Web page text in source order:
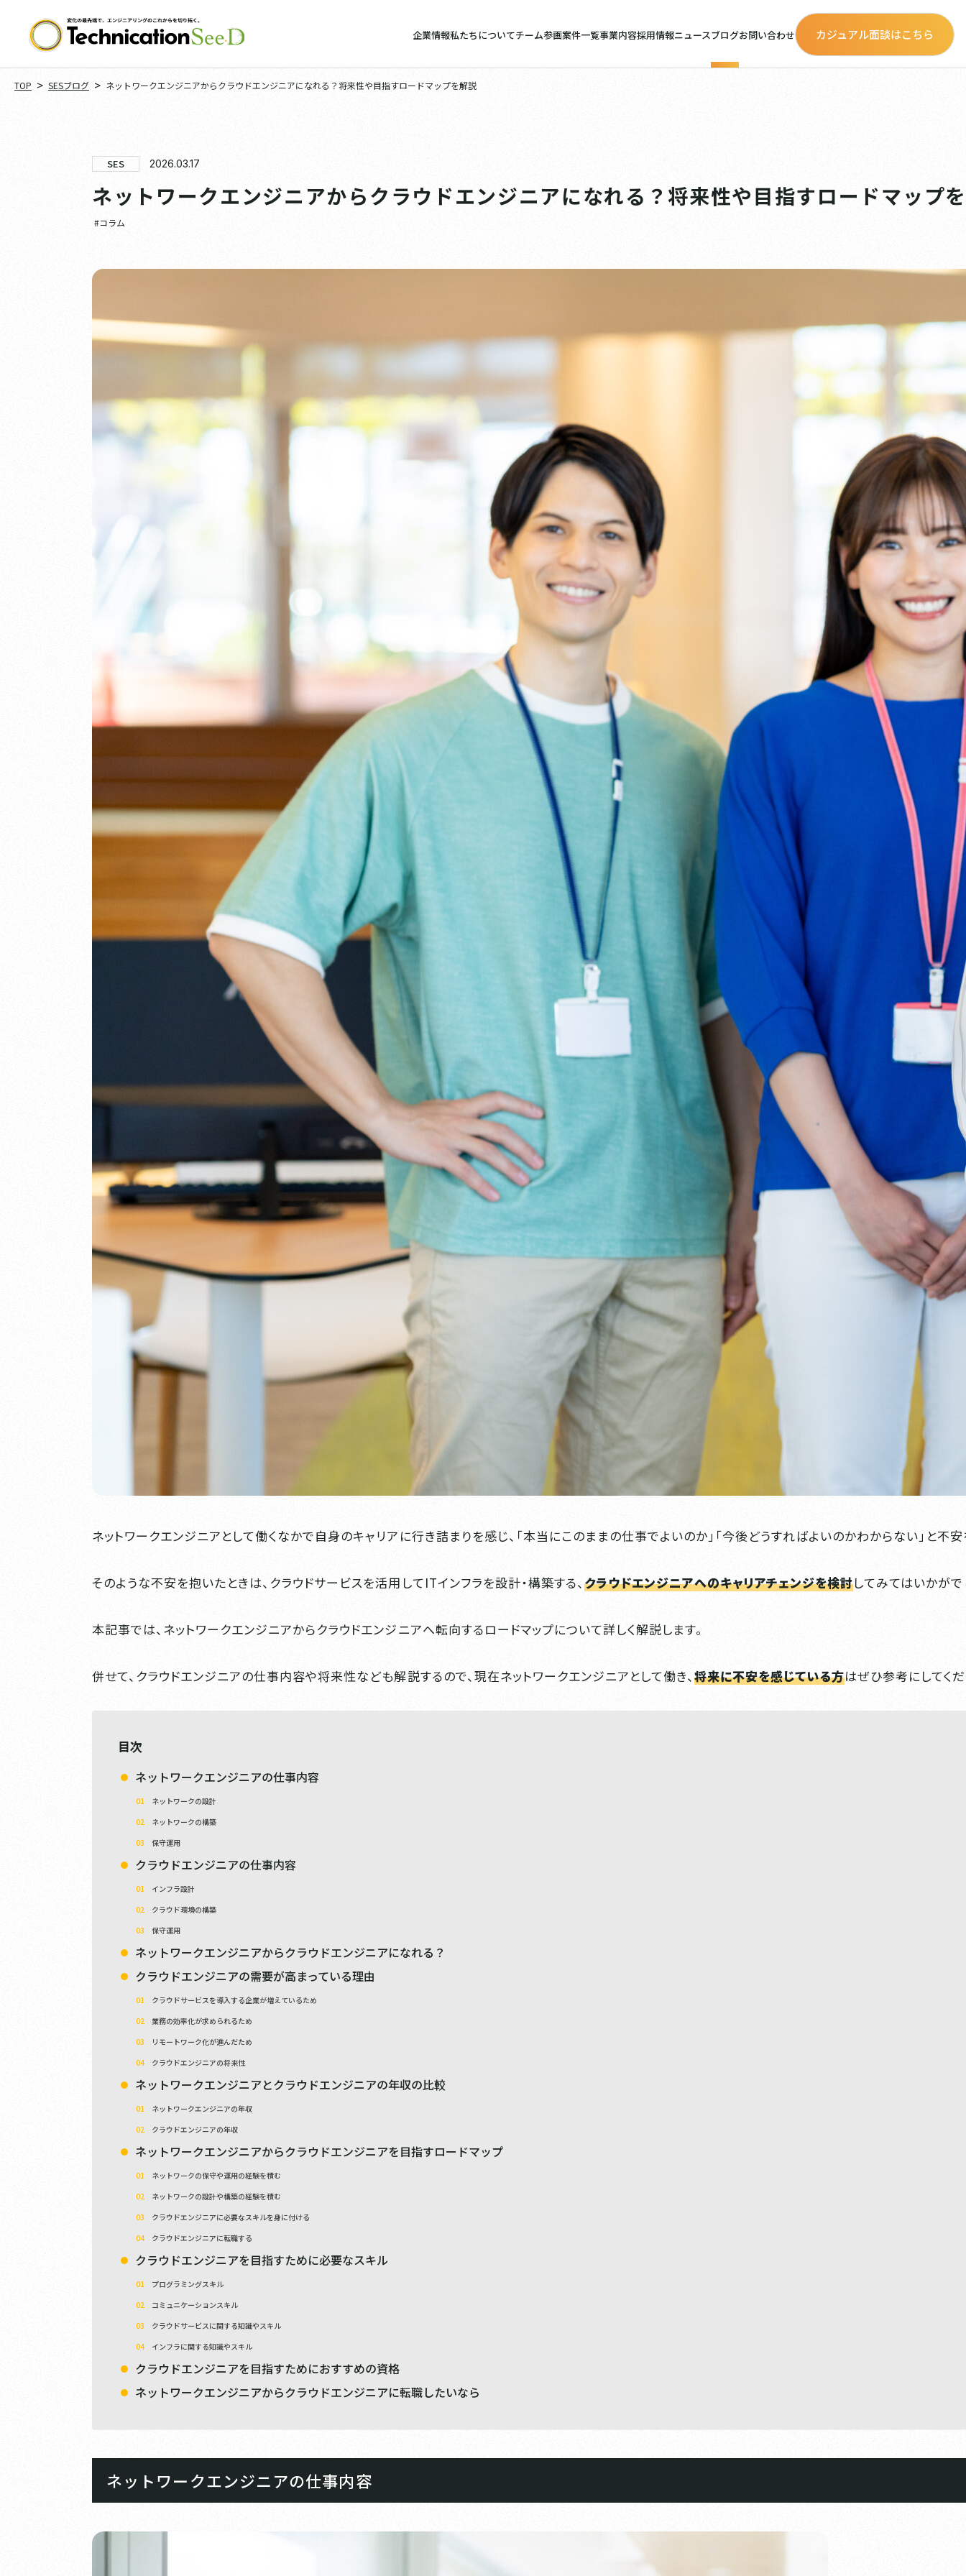
企業情報私たちについてチーム参画案件一覧事業内容採用情報ニュースブログお問い合わせ カジュアル面談はこちら
TOP > SESブログ > ネットワークエンジニアからクラウドエンジニアになれる？将来性や目指すロードマップを解説
SES 2026.03.17
ネットワークエンジニアからクラウドエンジニアになれる？将来性や目指すロードマップ
#コラム
ネットワークエンジニアとして働くなかで自身のキャリアに行き詰まりを感じ、「本当にこのままの仕事でよいのか」「今後どうすればよいのかわからない」と不
そのような不安を抱いたときは、クラウドサービスを活用してITインフラを設計・構築する、クラウドエンジニアへのキャリアチェンジを検討してみてはいかがで
本記事では、ネットワークエンジニアからクラウドエンジニアへ転向するロードマップについて詳しく解説します。
併せて、クラウドエンジニアの仕事内容や将来性なども解説するので、現在ネットワークエンジニアとして働き、将来に不安を感じている方はぜひ参考にしてくだ
目次
ネットワークエンジニアの仕事内容
ネットワークの設計
ネットワークの構築
保守運用
クラウドエンジニアの仕事内容
インフラ設計
クラウド環境の構築
保守運用
ネットワークエンジニアからクラウドエンジニアになれる？
クラウドエンジニアの需要が高まっている理由
クラウドサービスを導入する企業が増えているため
業務の効率化が求められるため
リモートワーク化が進んだため
クラウドエンジニアの将来性
ネットワークエンジニアとクラウドエンジニアの年収の比較
ネットワークエンジニアの年収
クラウドエンジニアの年収
ネットワークエンジニアからクラウドエンジニアを目指すロードマップ
ネットワークの保守や運用の経験を積む
ネットワークの設計や構築の経験を積む
クラウドエンジニアに必要なスキルを身に付ける
クラウドエンジニアに転職する
クラウドエンジニアを目指すために必要なスキル
プログラミングスキル
コミュニケーションスキル
クラウドサービスに関する知識やスキル
インフラに関する知識やスキル
クラウドエンジニアを目指すためにおすすめの資格
ネットワークエンジニアからクラウドエンジニアに転職したいなら
ネットワークエンジニアの仕事内容